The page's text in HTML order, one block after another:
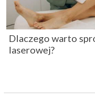
Dlaczego warto
laserowej?